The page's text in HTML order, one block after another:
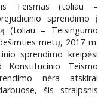
Teismas (toliau –
sprendimo į
(toliau – Teisingumo
metų, 2017 m.
sprendimo kreipėsi
Teismo
nėra atskirai
šis straipsnis